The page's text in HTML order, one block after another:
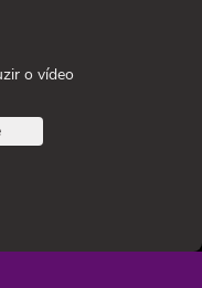
o vídeo